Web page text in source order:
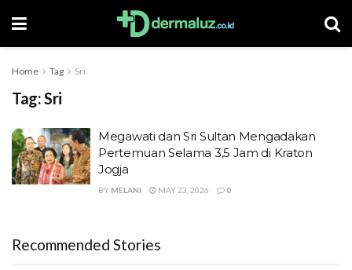
Home Tag Sri
Tag:Sri
Megawati dan Sri Sultan Mengadakan
Pertemuan Selama 3,5 Jam di Kraton
Jogja
BY MELANI MAY 23, 2026 0
Recommended Stories